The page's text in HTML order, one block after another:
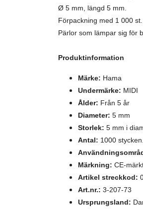
Ø 5 mm, längd 5 mm.
Förpackning med 1 000 st.
Pärlor som lämpar sig för
Produktinformation
Märke: Hama
Undermärke: MIDI
Ålder: Från 5 år
Diameter: 5 mm
Storlek: 5 mm i
Antal: 1000 stycken.
Märkning: CE-
Artikel streckkod:
Art.nr.: 3-207-73
Ursprungsland: